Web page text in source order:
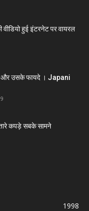
वीडियो हुई इंटरनेट पर वायरल
और उसके फायदे । Japani
कपड़े सबके सामने
1998